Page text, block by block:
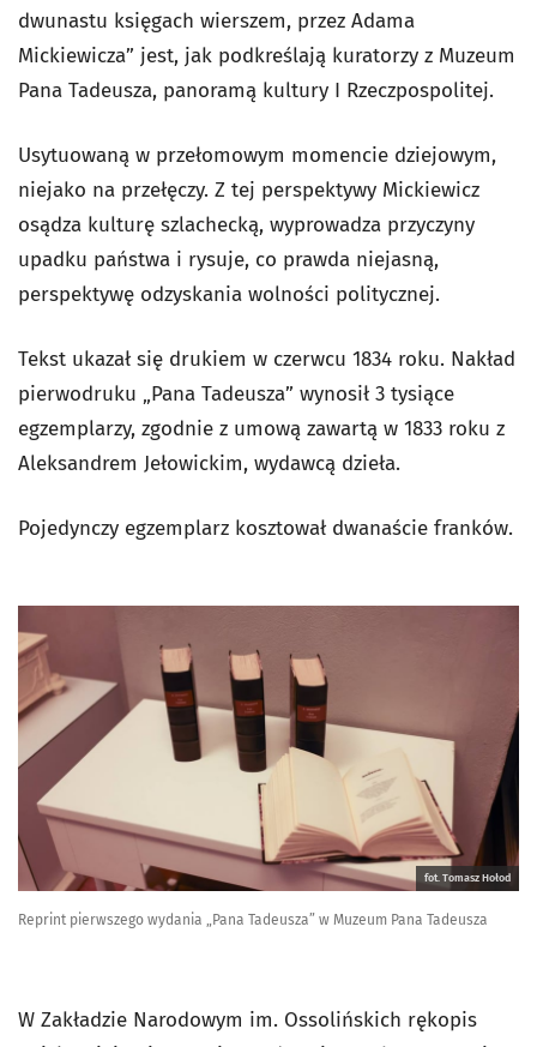
dwunastu księgach wierszem, przez Adama
Mickiewicza” jest, jak podkreślają kuratorzy z Muzeum
Pana Tadeusza, panoramą kultury I Rzeczpospolitej.
Usytuowaną w przełomowym momencie dziejowym,
niejako na przełęczy. Z tej perspektywy Mickiewicz
osądza kulturę szlachecką, wyprowadza przyczyny
upadku państwa i rysuje, co prawda niejasną,
perspektywę odzyskania wolności politycznej.
Tekst ukazał się drukiem w czerwcu 1834 roku. Nakład
pierwodruku „Pana Tadeusza” wynosił 3 tysiące
egzemplarzy, zgodnie z umową zawartą w 1833 roku z
Aleksandrem Jełowickim, wydawcą dzieła.
Pojedynczy egzemplarz kosztował dwanaście franków.
fot. Tomasz Hołod
Reprint pierwszego wydania „Pana Tadeusza” w Muzeum Pana Tadeusza
W Zakładzie Narodowym im. Ossolińskich rękopis